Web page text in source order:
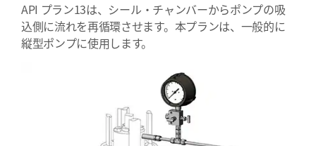
API プラン13は、シール・チャンバーからポンプの吸
込側に流れを再循環させます。本プランは、一般的に
縦型ポンプに使用します。